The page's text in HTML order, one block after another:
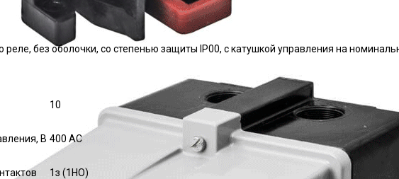
реле, без оболочки, со степенью защиты IP00, с катушкой управления на
10
В 400 AC
1з (1НО)